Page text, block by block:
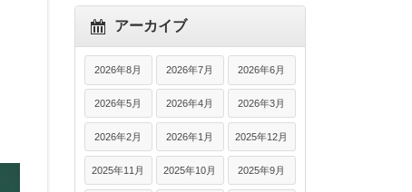
アーカイブ
2026年8月 2026年7月 2026年6月
2026年5月 2026年4月 2026年3月
2026年2月 2026年1月 2025年12月
2025年11月 2025年10月 2025年9月